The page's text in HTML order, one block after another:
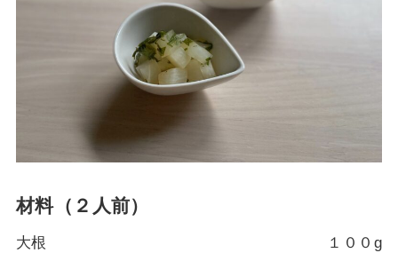
材料（２人前）
大根 １００g